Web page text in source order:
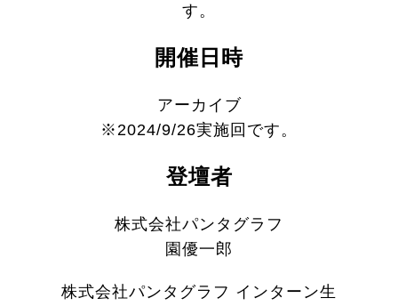
す。
開催日時
アーカイブ
※2024/9/26実施回です。
登壇者
株式会社パンタグラフ
園優一郎
株式会社パンタグラフ インターン生